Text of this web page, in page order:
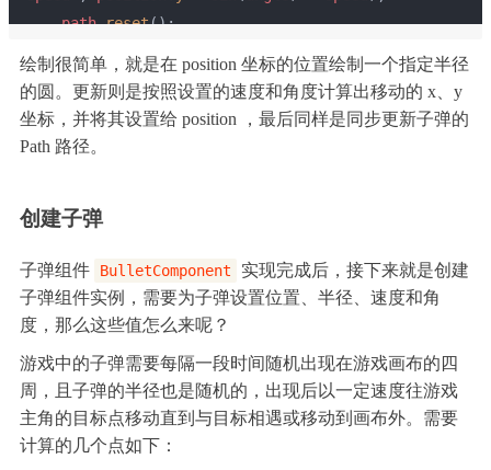
path.reset();
.addOval
radius, position.y - radius , radius * 2, radius
2));
  }
绘制很简单，就是在 position 坐标的位置绘制一个指定半径
的圆。更新则是按照设置的速度和角度计算出移动的 x、y
坐标，并将其设置给 position ，最后同样是同步更新子弹的
Path 路径。
创建子弹
子弹组件 BulletComponent
实现完成后，接下来就是创建
子弹组件实例，需要为子弹设置位置、半径、速度和角
度，那么这些值怎么来呢？
游戏中的子弹需要每隔一段时间随机出现在游戏画布的四
周，且子弹的半径也是随机的，出现后以一定速度往游戏
主角的目标点移动直到与目标相遇或移动到画布外。需要
计算的几个点如下：